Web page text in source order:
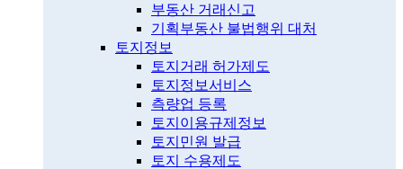
부동산 거래신고
기획부동산 불법행위 대처
토지정보
토지거래 허가제도
토지정보서비스
측량업 등록
토지이용규제정보
토지민원 발급
토지 수용제도